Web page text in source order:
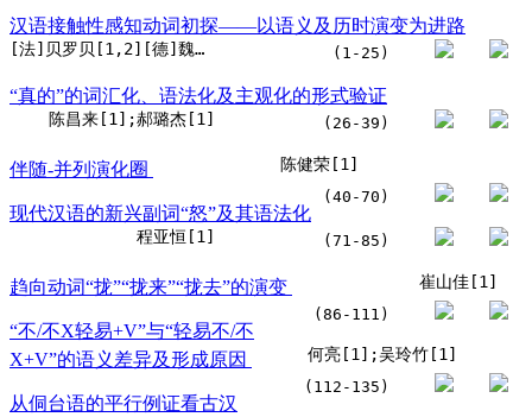
汉语接触性感知动词初探——以语义及历时演变为进路
[法]贝罗贝[1,2][德]魏婷兰;周兮吟 (1-25)
“真的”的词汇化、语法化及主观化的形式验证
陈昌来[1];郝璐杰[1] (26-39)
伴随-并列演化圈 陈健荣[1]
(40-70)
现代汉语的新兴副词“怒”及其语法化
程亚恒[1] (71-85)
趋向动词“拢”“拢来”“拢去”的演变 崔山佳[1]
(86-111)
“不/不X轻易+V”与“轻易不/不
X+V”的语义差异及形成原因
何亮[1];吴玲竹[1]
(112-135)
从侗台语的平行例证看古汉